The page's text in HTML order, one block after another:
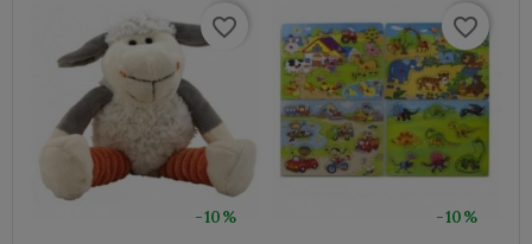
-10%
favorite_border
-10%
favorite_border